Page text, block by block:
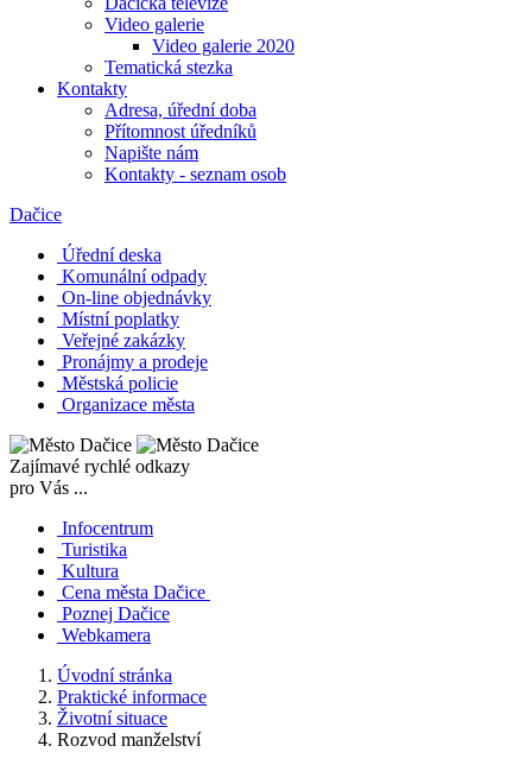
Video galerie
Video galerie 2020
Tematická stezka
Kontakty
Adresa, úřední doba
Přítomnost úředníků
Napište nám
Kontakty - seznam osob
Dačice
Úřední deska
Komunální odpady
On-line objednávky
Místní poplatky
Veřejné zakázky
Pronájmy a prodeje
Městská policie
Organizace města
Zajímavé rychlé odkazy
pro Vás ...
Infocentrum
Turistika
Kultura
Cena města Dačice
Poznej Dačice
Webkamera
Úvodní stránka
Praktické informace
Životní situace
Rozvod manželství